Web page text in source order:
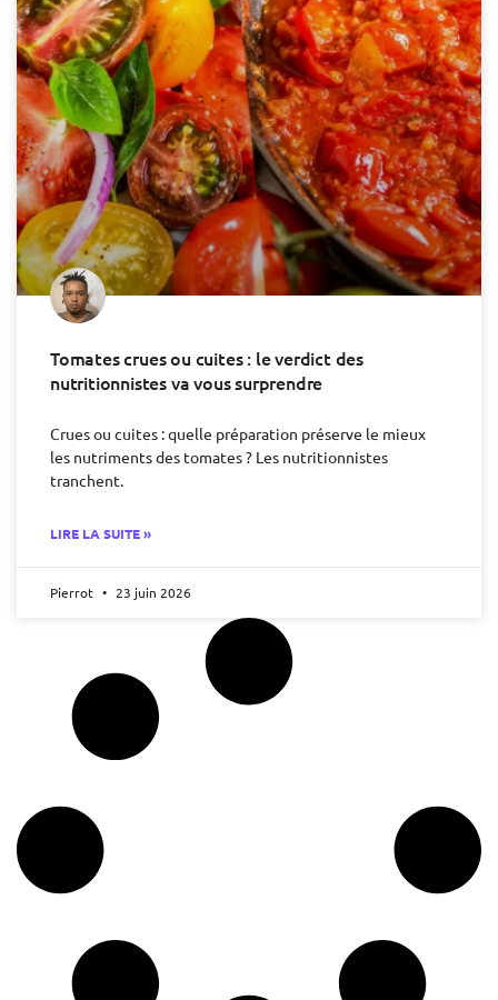
Tomates crues ou cuites : le verdict des
nutritionnistes va vous surprendre
Crues ou cuites : quelle préparation préserve le mieux
les nutriments des tomates ? Les nutritionnistes
tranchent.
LIRE LA SUITE »
Pierrot 23 juin 2026